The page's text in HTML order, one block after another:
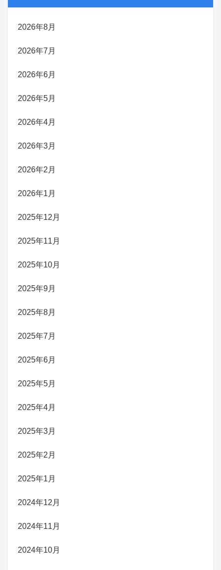
2026年8月
2026年7月
2026年6月
2026年5月
2026年4月
2026年3月
2026年2月
2026年1月
2025年12月
2025年11月
2025年10月
2025年9月
2025年8月
2025年7月
2025年6月
2025年5月
2025年4月
2025年3月
2025年2月
2025年1月
2024年12月
2024年11月
2024年10月